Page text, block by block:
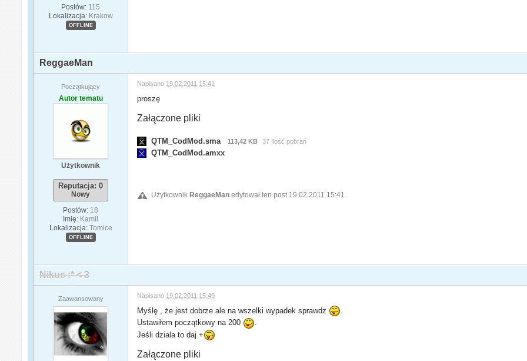
Postów: 115
Lokalizacja: Krakow
OFFLINE
ReggaeMan
Początkujący
Autor tematu
Użytkownik
Reputacja: 0
Nowy
Postów: 18
Imię: Kamil
Lokalizacja: Tomice
OFFLINE
Napisano 19.02.2011 15:41
proszę
Załączone pliki
QTM_CodMod.sma 113,42 KB 37 Ilość pobrań
QTM_CodMod.amxx
UżytkownikReggaeMan edytował ten post 19.02.2011 15:41
Nikus :* < 3
Zaawansowany Napisano 19.02.2011 15:49
Myślę , że jest dobrze ale na wszelki wypadek sprawdz
Ustawiłem początkowy na 200
.
Jeśli dziala to daj +
Załączone pliki